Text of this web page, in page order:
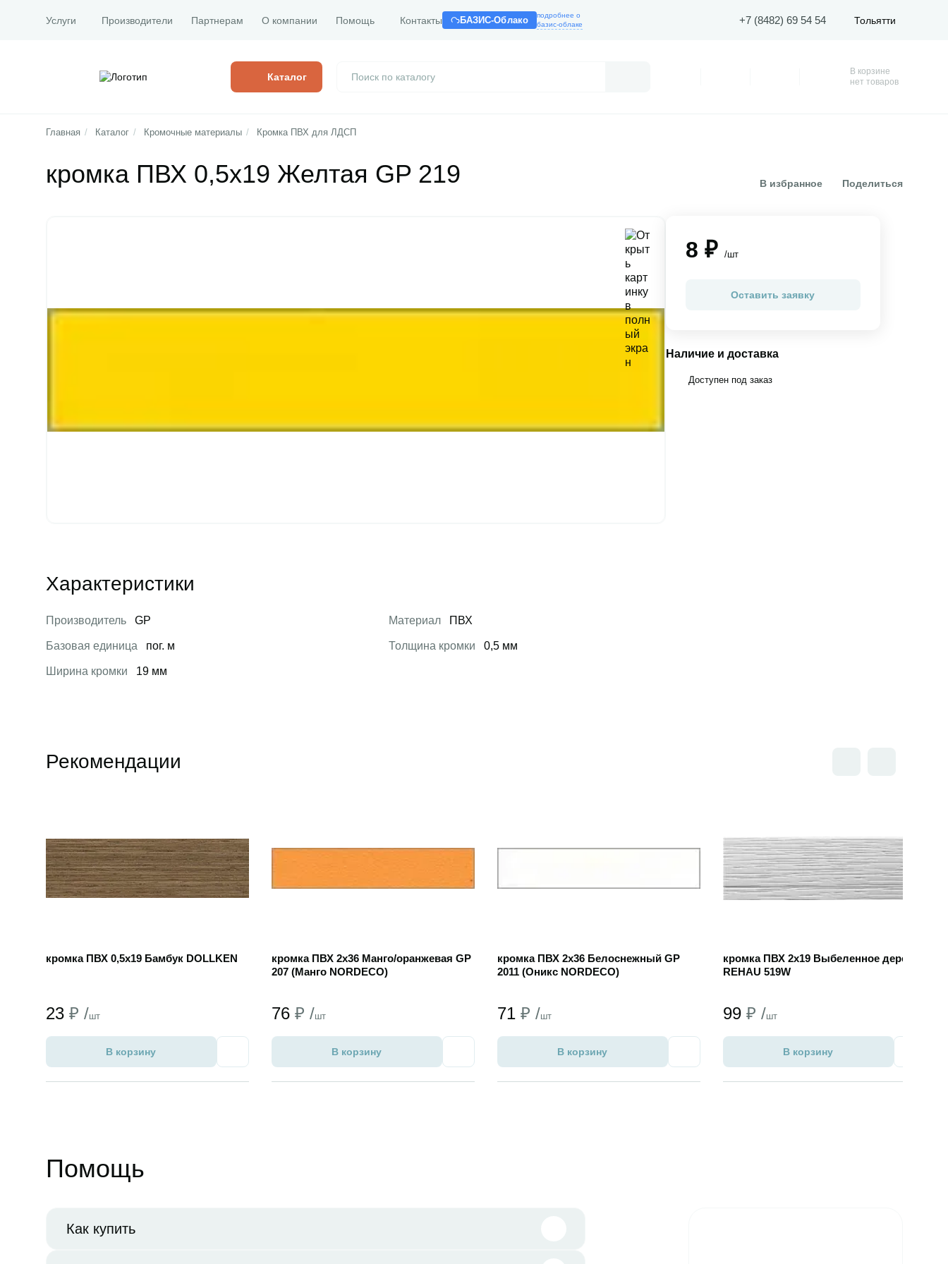
Услуги Производители Партнерам О компании Помощь Контакты БАЗИС-Облако
подробнее о
базис-облаке
+7 (8482) 69 54 54 Тольятти
Каталог Корзина
В корзине
нет товаров
Главная / Каталог / Кромочные материалы / Кромка ПВХ для ЛДСП
кромка ПВХ 0,5х19 Желтая GP 219 В избранное Поделиться
8 ₽ /шт
Оставить заявку
Наличие и доставка
Доступен под заказ
Характеристики
Производитель GP Материал ПВХ
Базовая единица пог. м Толщина кромки 0,5 мм
Ширина кромки 19 мм
Рекомендации
кромка ПВХ 0,5х19 Бамбук DOLLKEN
23 ₽ /шт
В корзину
кромка ПВХ 2х36 Манго/оранжевая GP
207 (Манго NORDECO)
76 ₽ /шт
В корзину
кромка ПВХ 2х36 Белоснежный GP
2011 (Оникс NORDECO)
71 ₽ /шт
В корзину
кромка ПВХ 2х19 Выбеленное дерево
REHAU 519W
99 ₽ /шт
В корзину
Помощь
Как купить